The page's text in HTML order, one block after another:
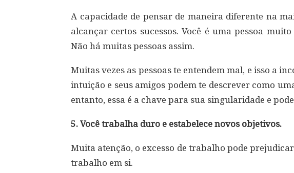
A capacidade de pensar de maneira diferente na
alcançar certos sucessos. Você é uma pessoa
Não há muitas pessoas assim.
Muitas vezes as pessoas te entendem mal, e isso a
intuição e seus amigos podem te descrever como
entanto, essa é a chave para sua singularidade e
5. Você trabalha duro e estabelece novos objetivos.
Muita atenção, o excesso de trabalho pode
trabalho em si.